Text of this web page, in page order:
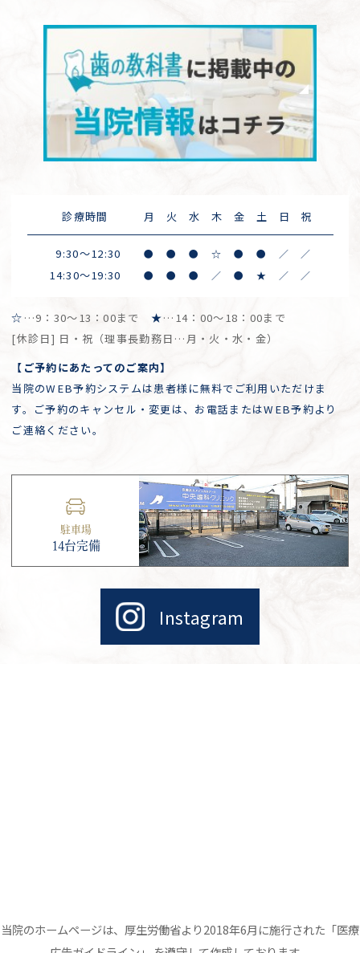
診療時間 月 火 水 木 金 土 日 祝
9:30～12:30 ● ● ● ☆ ● ● ／ ／
14:30～19:30 ● ● ● ／ ● ★ ／ ／
☆ …9：30～13：00まで★…14：00～18：00まで
[休診日] 日・祝（理事長勤務日…月・火・水・金）
【ご予約にあたってのご案内】
当院のWEB予約システムは患者様に無料でご利用いただけま
す。ご予約のキャンセル・変更は、お電話またはWEB予約より
ご連絡ください。
駐車場
14台完備
Instagram
当院のホームページは、厚生労働省より2018年6月に施行された「医療